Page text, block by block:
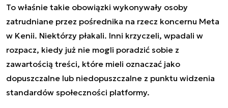
To właśnie takie obowiązki wykonywały osoby
zatrudniane przez pośrednika na rzecz koncernu Meta
w Kenii. Niektórzy płakali. Inni krzyczeli, wpadali w
rozpacz, kiedy już nie mogli poradzić sobie z
zawartością treści, które mieli oznaczać jako
dopuszczalne lub niedopuszczalne z punktu widzenia
standardów społeczności platformy.